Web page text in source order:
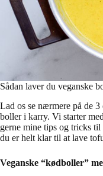
Sådan laver du veganske
Lad os se nærmere på de
boller i karry. Vi starter
gerne mine tips og tricks
du er helt klar til at lave
Veganske “kødboller”